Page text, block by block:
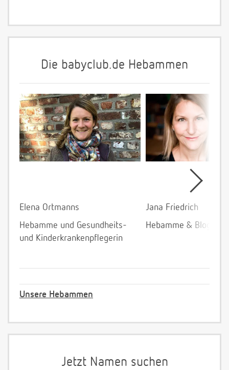
Die babyclub.de Hebammen
Elena Ortmanns
Hebamme und Gesundheits-
und Kinderkrankenpflegerin
Jana Friedrich
Hebamme &
Unsere Hebammen
Jetzt Namen suchen